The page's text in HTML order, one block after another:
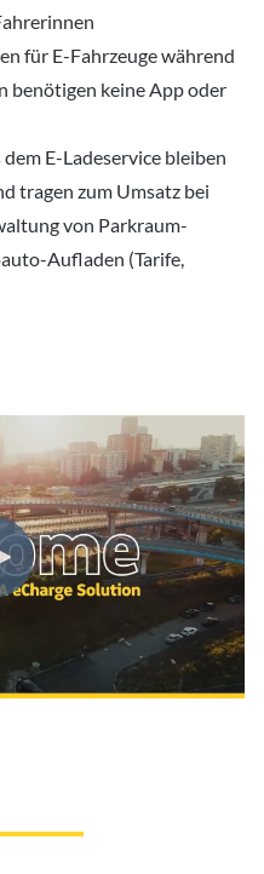
für E-Fahrzeuge während
benötigen keine App oder
E-Ladeservice bleiben
tragen zum Umsatz bei
von Parkraum-
Aufladen (Tarife,